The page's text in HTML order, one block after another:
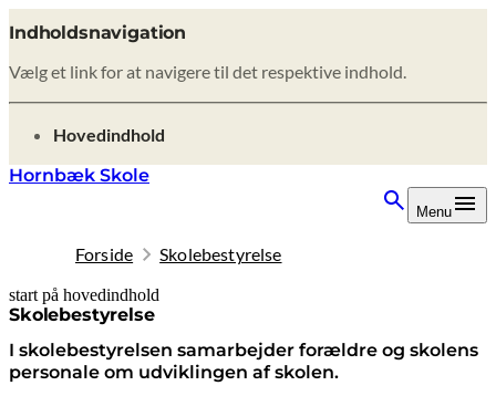
Indholdsnavigation
Vælg et link for at navigere til det respektive indhold.
gå til
Hovedindhold
Hornbæk Skole
Menu
Forside Skolebestyrelse
start på hovedindhold
Skolebestyrelse
I skolebestyrelsen samarbejder forældre og skolens
personale om udviklingen af skolen.
senest opdateret 10. juni 2026